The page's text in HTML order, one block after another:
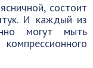
состоит
И каждый из
могут мыть